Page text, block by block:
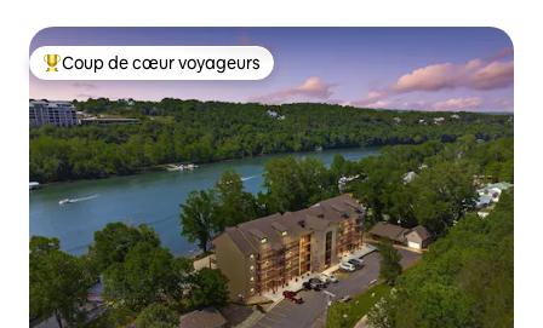
Coups de cœur voyageurs les plus appréciés
Coup de cœur voyageurs